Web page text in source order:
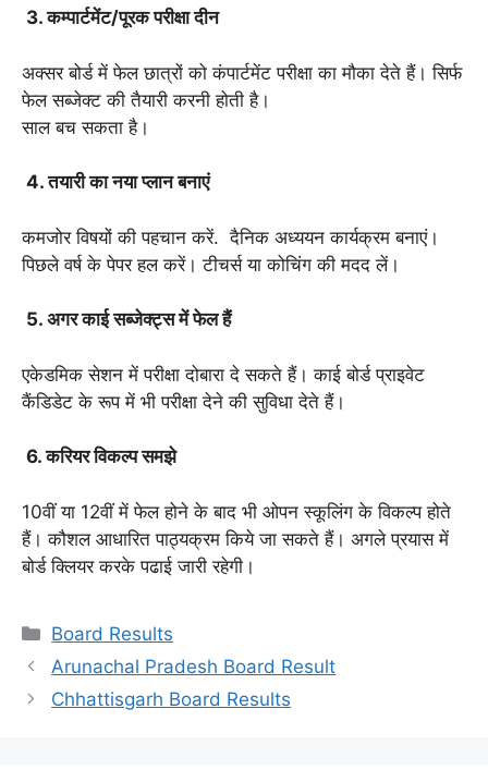
3. कम्पार्टमेंट/पूरक परीक्षा दीन
अक्सर बोर्ड में फेल छात्रों को कंपार्टमेंट परीक्षा का मौका देते हैं। सिर्फ
फेल सब्जेक्ट की तैयारी करनी होती है।
साल बच सकता है।
4. तयारी का नया प्लान बनाएं
कमजोर विषयों की पहचान करें. दैनिक अध्ययन कार्यक्रम बनाएं।
पिछले वर्ष के पेपर हल करें। टीचर्स या कोचिंग की मदद लें।
5. अगर काई सब्जेक्ट्स में फेल हैं
एकेडमिक सेशन में परीक्षा दोबारा दे सकते हैं। काई बोर्ड प्राइवेट
कैंडिडेट के रूप में भी परीक्षा देने की सुविधा देते हैं।
6. करियर विकल्प समझे
10वीं या 12वीं में फेल होने के बाद भी ओपन स्कूलिंग के विकल्प होते
हैं। कौशल आधारित पाठ्यक्रम किये जा सकते हैं। अगले प्रयास में
बोर्ड क्लियर करके पढाई जारी रहेगी।
Categories
Board Results
Arunachal Pradesh Board Result
Chhattisgarh Board Results